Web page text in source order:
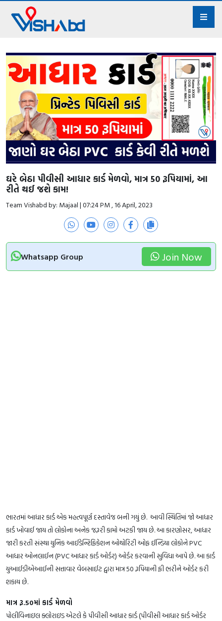
ઘરે બેઠા પીવીસી આધાર કાર્ડ મેળવો, માત્ર 50 રૂપિયામાં, આ
રીતે થઈ જશે કામ!
Team Vishabd by: Majaal | 07:24 PM , 16 April, 2023
Whatsapp Group Join Now
ભારતમાં આધાર કાર્ડ એક મહત્વપૂર્ણ દસ્તાવેજ બની ગયું છે. આવી સ્થિતિમાં જો આધાર
કાર્ડ ખોવાઈ જાય તો લોકોના અનેક જરૂરી કામો અટકી જાય છે. આ કારણોસર, આધાર
જારી કરતી સંસ્થા યુનિક આઈડેન્ટિફિકેશન ઓથોરિટી ઓફ ઈન્ડિયા લોકોને PVC
આધાર ઓનલાઈન (PVC આધાર કાર્ડ ઓર્ડર) ઓર્ડર કરવાની સુવિધા આપે છે. આ કાર્ડ
યુઆઈડીએઆઈની સત્તાવાર વેબસાઈટ દ્વારા માત્ર 50 રૂપિયાની ફી ભરીને ઓર્ડર કરી
શકાય છે.
માત્ર રૂ.50માં કાર્ડ મેળવો
પોલીવિનાઇલ ક્લોરાઇડ એટલે કે પીવીસી આધાર કાર્ડ (પીવીસી આધાર કાર્ડ ઓર્ડર